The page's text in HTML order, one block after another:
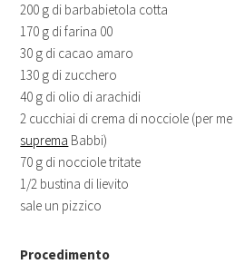
200 g di barbabietola cotta
170 g di farina 00
30 g di cacao amaro
130 g di zucchero
40 g di olio di arachidi
2 cucchiai di crema di nocciole (per me
suprema Babbi)
70 g di nocciole tritate
1/2 bustina di lievito
sale un pizzico
Procedimento